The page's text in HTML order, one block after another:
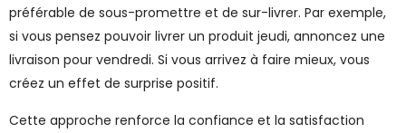
préférable de sous-promettre et de sur-livrer. Par exemple,
si vous pensez pouvoir livrer un produit jeudi, annoncez une
livraison pour vendredi. Si vous arrivez à faire mieux, vous
créez un effet de surprise positif.
Cette approche renforce la confiance et la satisfaction